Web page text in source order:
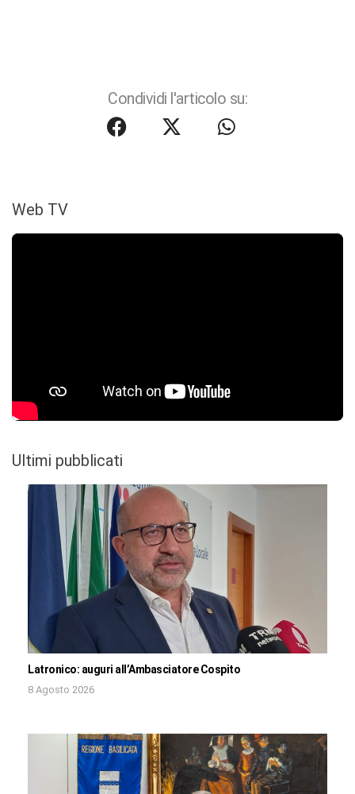
Condividi l'articolo su:
Web TV
Ultimi pubblicati
Latronico: auguri all’Ambasciatore Cospito
8 Agosto 2026